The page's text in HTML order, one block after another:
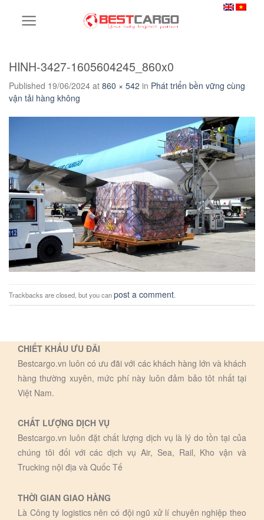
HINH-3427-1605604245_860x0
Published 19/06/2024 at 860 × 542 in Phát triển bền vững cùng
vận tải hàng không
Trackbacks are closed, but you canpost a comment
CHIẾT KHẤU ƯU ĐÃI
Bestcargo.vn luôn có ưu đãi với các khách hàng lớn và khách
hàng thường xuyên, mức phí này luôn đảm bảo tôt nhất tại
Việt Nam.
CHẤT LƯỢNG DỊCH VỤ
Bestcargo.vn luôn đặt chất lượng dịch vụ là lý do tồn tại của
chúng tôi đối với các dịch vụ Air, Sea, Rail, Kho vận và
Trucking nội địa và Quốc Tế
THỜI GIAN GIAO HÀNG
Là Công ty logistics nên có đội ngũ xử lí chuyên nghiệp theo